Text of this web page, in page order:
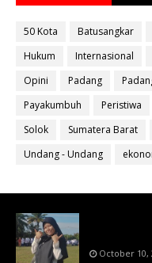
50 Kota Batusangkar
Hukum
Internasional
Opini
Padang
Payakumbuh
Peristiwa
Solok
Sumatera Barat
Undang - Undang
October 10,